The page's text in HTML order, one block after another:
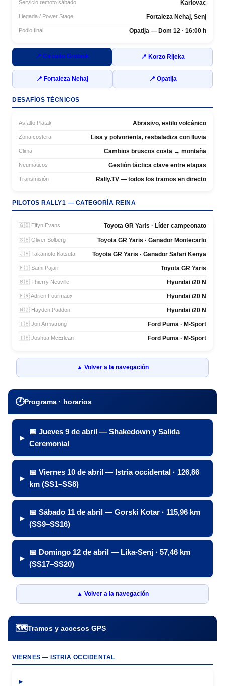
Servicio remoto sábado Karlovac
Llegada / Power Stage Fortaleza Nehaj, Senj
Podio final Opatija — Dom 12 · 16:00 h
📍 Circuito Grobnik 📍 Korzo Rijeka
📍 Fortaleza Nehaj 📍 Opatija
DESAFÍOS TÉCNICOS
Asfalto Platak Abrasivo, estilo volcánico
Zona costera Lisa y polvorienta, resbaladiza con lluvia
Clima Cambios bruscos costa ↔ montaña
Neumáticos Gestión táctica clave entre etapas
Transmisión Rally.TV — todos los tramos en directo
PILOTOS RALLY1 — CATEGORÍA REINA
🇬🇧 Elfyn Evans Toyota GR Yaris · Líder campeonato
🇸🇪 Oliver Solberg Toyota GR Yaris · Ganador Montecarlo
🇯🇵 Takamoto Katsuta Toyota GR Yaris · Ganador Safari Kenya
🇫🇮 Sami Pajari Toyota GR Yaris
🇧🇪 Thierry Neuville Hyundai i20 N
🇫🇷 Adrien Fourmaux Hyundai i20 N
🇳🇿 Hayden Paddon Hyundai i20 N
🇮🇪 Jon Armstrong Ford Puma · M-Sport
🇮🇪 Joshua McErlean Ford Puma · M-Sport
▲ Volver a la navegación
🕐Programa · horarios
📅 Jueves 9 de abril — Shakedown y Salida
Ceremonial
📅 Viernes 10 de abril — Istria occidental · 126,86
km (SS1–SS8)
📅 Sábado 11 de abril — Gorski Kotar · 115,96 km
(SS9–SS16)
📅 Domingo 12 de abril — Lika-Senj · 57,46 km
(SS17–SS20)
▲ Volver a la navegación
🗺️Tramos y accesos GPS
VIERNES — ISTRIA OCCIDENTAL